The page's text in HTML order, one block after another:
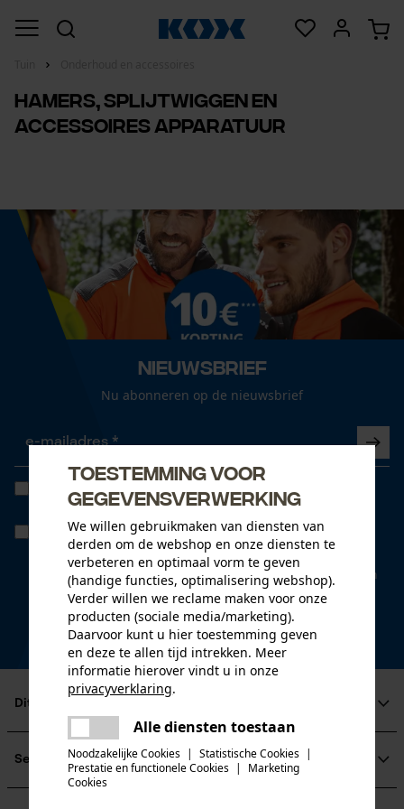
Hamers, splijtwiggen en
accessoires apparatuur
Nieuwsbrief
Nu abonneren op de nieuwsbrief
gelezen en ga akkoord. *
Wanneer u instemt met persoonlijke tracking kunnen we u via onze
newsletter individuele aanbiedingen doen. Uw gegevens worden
niet gedeeld met derden. U kunt uw toestemming te allen tijde met
een klik intrekken. Onderaan iedere newsletter vindt u daarvoor een
* velden zijn verplicht
*** Inwisselbaar vanaf een goederenwaarde van 100,- €
Dit is KOX
Over ons
Maatschappelijke betrokkenheid
raadgever
Service
Toestemming voor
gegevensverwerking
We willen gebruikmaken van diensten van
derden om de webshop en onze diensten te
verbeteren en optimaal vorm te geven
(handige functies, optimalisering webshop).
Verder willen we reclame maken voor onze
producten (sociale media/marketing).
Daarvoor kunt u hier toestemming geven
en deze te allen tijd intrekken. Meer
informatie hierover vindt u in onze
privacyverklaring.
Alle diensten toestaan
Noodzakelijke Cookies | Statistische Cookies |
Prestatie en functionele Cookies |
Marketing
Cookies
Er is een fout opgetreden. Gelieve
het opnieuw te proberen.
delen
mail